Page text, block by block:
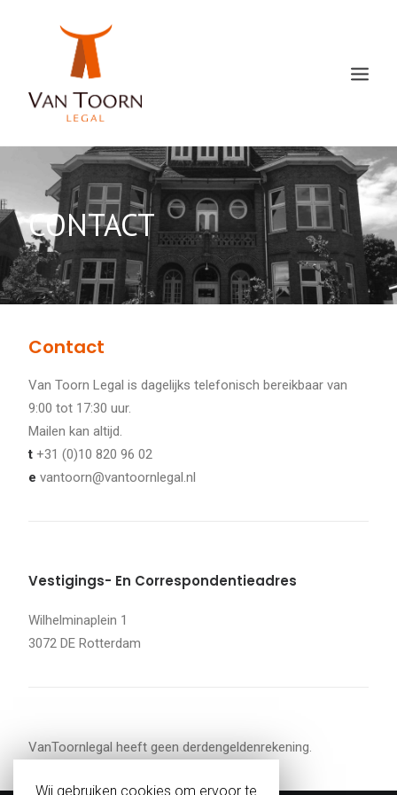
CONTACT
Contact
Van Toorn Legal is dagelijks telefonisch bereikbaar van
9:00 tot 17:30 uur.
Mailen kan altijd.
t +31 (0)10 820 96 02
e vantoorn@vantoornlegal.nl
Vestigings- En Correspondentieadres
Wilhelminaplein 1
3072 DE Rotterdam
VanToornlegal heeft geen derdengeldenrekening.
Wij gebruiken cookies om ervoor te